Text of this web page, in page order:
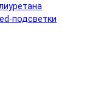
подсветки